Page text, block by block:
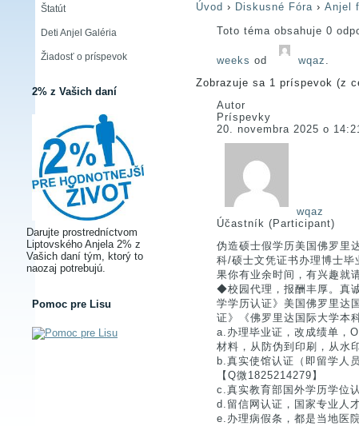
Štatút
Deti Anjel Galéria
Žiadosť o príspevok
2% z Vašich daní
Darujte prostredníctvom
Liptovského Anjela 2% z
Vašich daní tým, ktorý to
naozaj potrebujú.
Pomoc pre Lisu
Úvod › Diskusné Fóra › Anjel
Toto téma obsahuje 0
weeks od wqaz .
Zobrazuje sa 1 príspevok (z
Autor
Príspevky
20. novembra 2025 o
wqaz
Účastník (Participant)
伪造硕士假学历美国佛罗里
科/硕士文凭证书办理博士
果你有业余时间，有兴趣就
◆校园代理，报酬丰厚。真
学学历认证》美国佛罗里达
证》《佛罗里达国际大学本
a.办理毕业证，改成绩单，
材料，从防伪到印刷，从水
b.真实使馆认证（即留学人
【Q微1825214279】
c.真实教育部国外学历学位
d.留信网认证，国家专业人
e.办理病假条，都是当地医